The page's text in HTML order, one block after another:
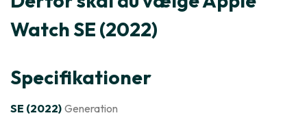
Watch SE (2022)
Specifikationer
SE (2022) Generation